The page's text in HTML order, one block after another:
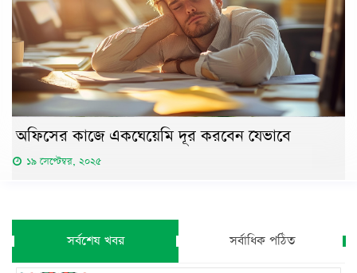
অফিসের কাজে একঘেয়েমি দূর করবেন যেভাবে
১৯ সেপ্টেম্বর, ২০২৫
সর্বশেষ খবর সর্বাধিক পঠিত